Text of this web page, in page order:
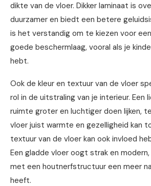
dikte van de vloer. Dikker laminaat is
duurzamer en biedt een betere
is het verstandig om te kiezen voor
goede beschermlaag, vooral als je
hebt.
Ook de kleur en textuur van de vloer
rol in de uitstraling van je interieur. Een
ruimte groter en luchtiger doen lijken,
vloer juist warmte en gezelligheid kan
textuur van de vloer kan ook invloed
Een gladde vloer oogt strak en
met een houtnerfstructuur een meer
heeft.